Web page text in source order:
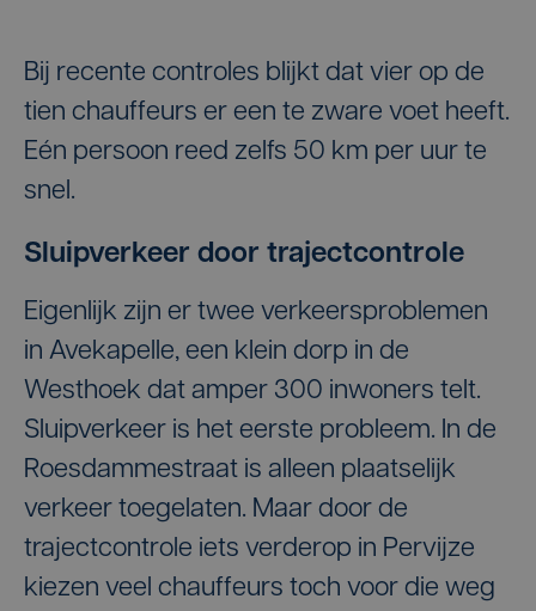
Bij recente controles blijkt dat vier op de
tien chauffeurs er een te zware voet heeft.
Eén persoon reed zelfs 50 km per uur te
snel.
Sluipverkeer door trajectcontrole
Eigenlijk zijn er twee verkeersproblemen
in Avekapelle, een klein dorp in de
Westhoek dat amper 300 inwoners telt.
Sluipverkeer is het eerste probleem. In de
Roesdammestraat is alleen plaatselijk
verkeer toegelaten. Maar door de
trajectcontrole iets verderop in Pervijze
kiezen veel chauffeurs toch voor die weg